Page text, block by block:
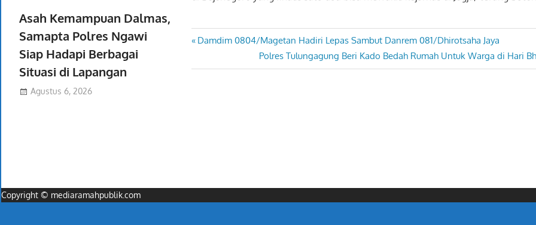
Navigasi
pos
Previous
Damdim 0804/Magetan Hadiri Lepas Sambut Danrem 081/Dhirotsaha Jaya
Next
Post:
Polres Tulungagung Beri Kado Bedah Rumah Untuk Warga di Hari
Asah Kemampuan Dalmas,
Samapta Polres Ngawi
Siap Hadapi Berbagai
Situasi di Lapangan
Agustus 6, 2026
Copyright © mediaramahpublik.com